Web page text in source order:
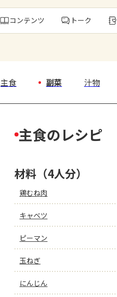
コンテンツ トーク
主食 副菜 汁物
主食のレシピ
材料（4人分）
鶏むね肉
キャベツ
ピーマン
玉ねぎ
にんじん